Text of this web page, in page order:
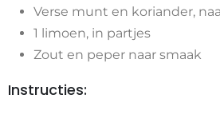
Verse munt en koriander,
1 limoen, in partjes
Zout en peper naar smaak
Instructies: